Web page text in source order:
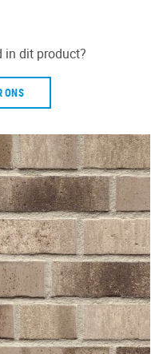
in dit product?
ONS